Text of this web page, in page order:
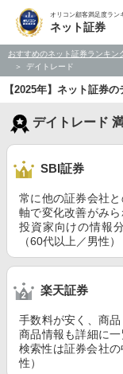
オリコン顧客満足度ラン
ネット証券
おすすめのネット証券ランキン
デイトレード
【2025年】ネット証券
デイトレード
SBI証券
常に他の証券会社
軸で変化改善がみ
投資家向けの情報
（60代以上／男性）
楽天証券
手数料が安く、商
商品情報も詳細に
検索性は証券会社
性）